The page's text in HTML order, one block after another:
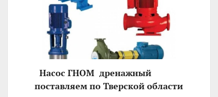
Насос ГНОМ дренажный
поставляем по Тверской области